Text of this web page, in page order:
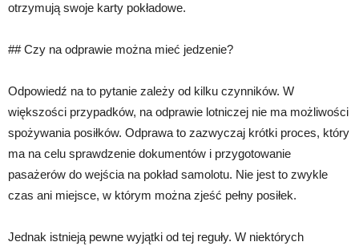
otrzymują swoje karty pokładowe.
## Czy na odprawie można mieć jedzenie?
Odpowiedź na to pytanie zależy od kilku czynników. W
większości przypadków, na odprawie lotniczej nie ma możliwości
spożywania posiłków. Odprawa to zazwyczaj krótki proces, który
ma na celu sprawdzenie dokumentów i przygotowanie
pasażerów do wejścia na pokład samolotu. Nie jest to zwykle
czas ani miejsce, w którym można zjeść pełny posiłek.
Jednak istnieją pewne wyjątki od tej reguły. W niektórych